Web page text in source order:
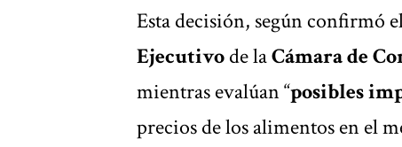
Esta decisión, según confirmó
Ejecutivode laCámara de
mientras evalúan “posibles
precios de los alimentos en el